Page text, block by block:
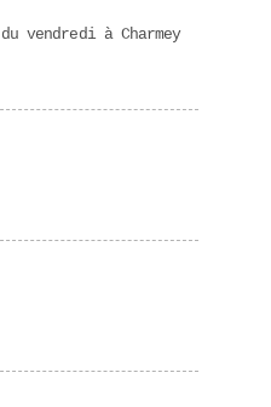
vendredi à Charmey